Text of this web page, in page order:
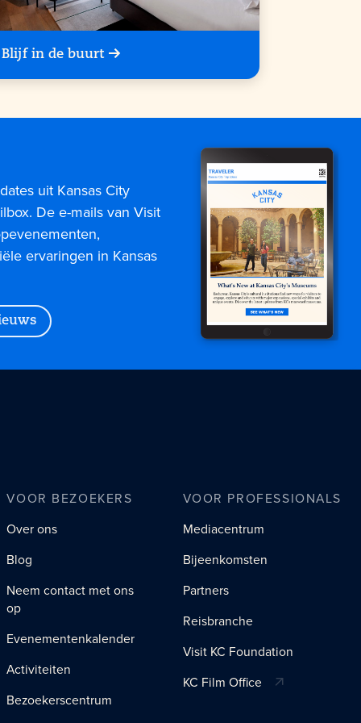
Blijf in de buurt
uit Kansas City
De e-mails van Visit
ervaringen in Kansas
VOOR BEZOEKERS
Over ons
Blog
Neem contact met ons
op
Evenementenkalender
Activiteiten
Bezoekerscentrum
VOOR PROFESSIONALS
Mediacentrum
Bijeenkomsten
Partners
Reisbranche
Visit KC Foundation
KC Film Office